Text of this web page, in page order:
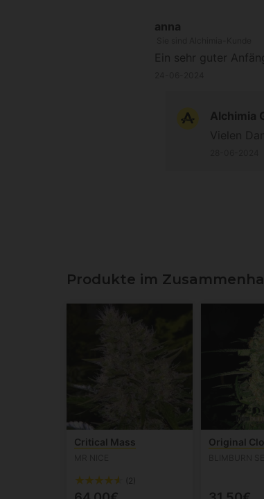
anna
Ein sehr guter
Alchimia
Produkte im
Critical Mass
(2)
Original